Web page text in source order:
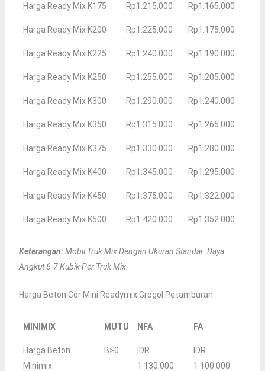
Harga Ready Mix K175 Rp1.215.000 Rp1.165.000
Harga Ready Mix K200 Rp1.225.000 Rp1.175.000
Harga Ready Mix K225 Rp1.240.000 Rp1.190.000
Harga Ready Mix K250 Rp1.255.000 Rp1.205.000
Harga Ready Mix K300 Rp1.290.000 Rp1.240.000
Harga Ready Mix K350 Rp1.315.000 Rp1.265.000
Harga Ready Mix K375 Rp1.330.000 Rp1.280.000
Harga Ready Mix K400 Rp1.345.000 Rp1.295.000
Harga Ready Mix K450 Rp1.375.000 Rp1.322.000
Harga Ready Mix K500 Rp1.420.000 Rp1.352.000
Keterangan:Mobil Truk Mix Dengan Ukuran Standar. Daya
Angkut 6-7 Kubik Per Truk Mix.
Harga Beton Cor Mini Readymix Grogol Petamburan
MINIMIX MUTU NFA FA
Harga Beton
Minimix
B>0
IDR.
1.130.000
IDR.
1.100.000